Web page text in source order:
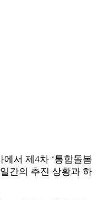
서 제4차 ‘통합돌봄
간의 추진 상황과 하